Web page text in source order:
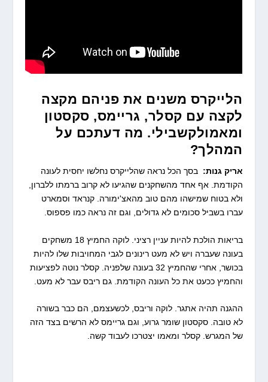
הלייקרס משנים את פניהם מקצה
לקצה עם קסלר, גריימס, סקסטון
ומאמולקשבילי. מה דעתכם על
המהלך?
אריק גנות:בסך הכל נראה שהלייקרס נחלשו יחסית לעונה
הקודמת. אף אחד מהשחקנים שהגיעו לא קרוב ברמתו ללברון,
ולא בטוח שמישהו מהם טוב מהאצ'ימורה. קנראד וסמארט
עברו בשביל סכומים לא גדולים, וגם זה נראה כמו פספוס.
בריאות הולכת להיות עניין רציני. לוקה החמיץ 18 משחקים
בעונה שעברה ויש לא מעט רינונים לגבי המחויבות שלו להיות
בכושר, אחרי שהחמיץ 32 בעונה שלפניה. קסלר נוטה לפציעות
והחמיץ ככעט את כל העונה הקודמת. גם ריבס עבר לא מעט.
ההגנה תהיה אתגר. לוקה וריבס, לכשעצמם, הם כבר בשורה
לא טובה. סקסטון שומר גרוע, וגם גריימס לא הרשים בצד הזה
של המגרש. קסלר ומאמו יצטרכו לעבוד קשה.